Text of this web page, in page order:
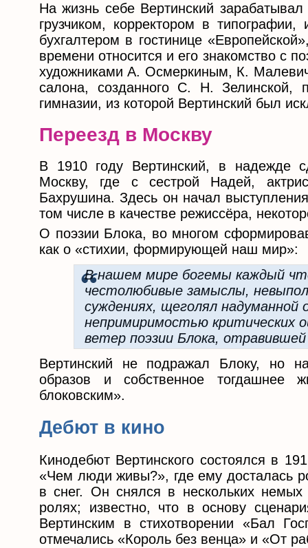
На жизнь себе Вертинский
грузчиком, корректором в
бухгалтером в гостинице
времени относится и его знакомство
художниками А. Осмеркиным, К.
салона, созданного С. Н. Зелинской,
гимназии, из которой Вертинский был
Переезд в Москву
В 1910 году Вертинский, в надежде
Москву, где с сестрой Надей,
Бахрушина. Здесь он начал
том числе в качестве режиссёра,
О поэзии Блока, во многом
как о «стихии, формирующей наш мир»:
В нашем мире богемы каждый
честолюбивые замыслы,
суждениях, щеголял надуманной
непримиримостью критических
ветер поэзии Блока,
Вертинский не подражал Блоку, но
образов и собственное тогдашнее
блоковским».
Дебют в кино
Кинодебют Вертинского состоялся в
«Чем люди живы?», где ему досталась
в снег. Он снялся в нескольких
ролях; известно, что в основу
Вертинским в стихотворении «Бал
отмечались «Король без венца» и «От